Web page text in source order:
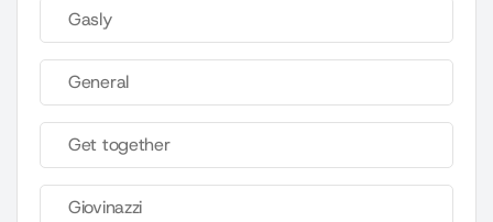
Gasly
General
Get together
Giovinazzi